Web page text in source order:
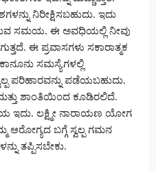
ನಿರೀಕ್ಷಿಸಬಹುದು. ಇದು
ಸಮಯ. ಈ ಅವಧಿಯಲ್ಲಿ ನೀವು
ಈ ಪ್ರವಾಸಗಳು ಸಕಾರಾತ್ಮಕ
ಸಮಸ್ಯೆಗಳಲ್ಲಿ
ಪರಿಹಾರವನ್ನು ಪಡೆಯಬಹುದು.
ಶಾಂತಿಯಿಂದ ಕೂಡಿರಲಿದೆ.
ಇದು. ಲಕ್ಷ್ಮೀ ನಾರಾಯಣ ಯೋಗ
ಆರೋಗ್ಯದ ಬಗ್ಗೆ ಸ್ವಲ್ಪ ಗಮನ
ತಪ್ಪಿಸಬೇಕು.